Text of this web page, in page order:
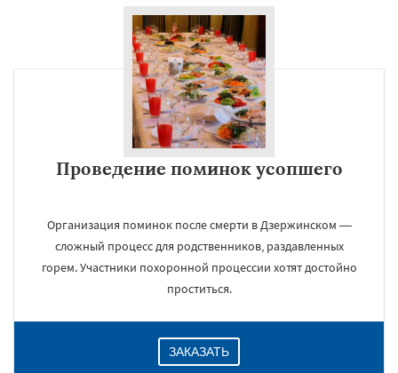
Проведение поминок усопшего
Организация поминок после смерти в Дзержинском —
сложный процесс для родственников, раздавленных
горем. Участники похоронной процессии хотят достойно
проститься.
ЗАКАЗАТЬ